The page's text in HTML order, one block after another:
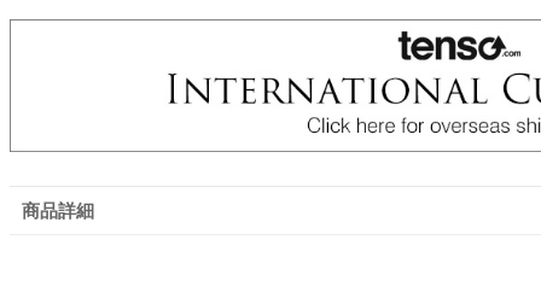
商品詳細